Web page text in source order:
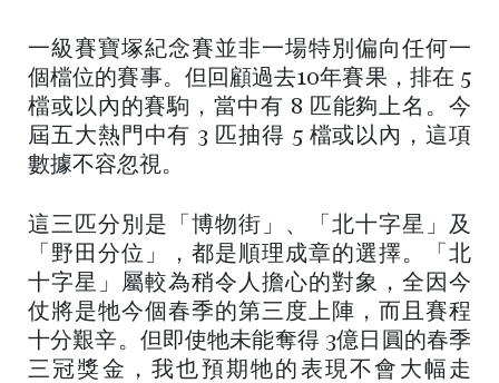
一級賽寶塚紀念賽並非一場特別偏向任何一
個檔位的賽事。但回顧過去10年賽果，排在 5
檔或以內的賽駒，當中有 8 匹能夠上名。今
屆五大熱門中有 3 匹抽得 5 檔或以內，這項
數據不容忽視。
這三匹分別是「博物街」、「北十字星」及
「野田分位」，都是順理成章的選擇。「北
十字星」屬較為稍令人擔心的對象，全因今
仗將是牠今個春季的第三度上陣，而且賽程
十分艱辛。但即使牠未能奪得 3億日圓的春季
三冠獎金，我也預期牠的表現不會大幅走